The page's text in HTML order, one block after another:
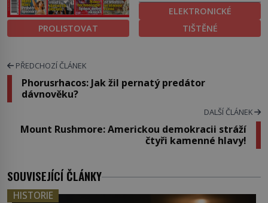
PROLISTOVAT
ELEKTRONICKÉ
TIŠTĚNÉ
PŘEDCHOZÍ ČLÁNEK
Phorusrhacos: Jak žil pernatý predátor
dávnověku?
DALŠÍ ČLÁNEK
Mount Rushmore: Americkou demokracii stráží
čtyři kamenné hlavy!
SOUVISEJÍCÍ ČLÁNKY
HISTORIE